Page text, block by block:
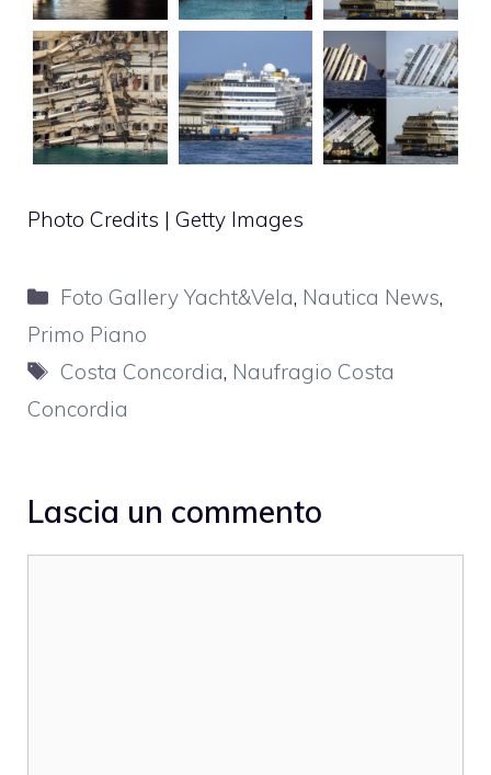
Photo Credits | Getty Images
Categorie
Foto Gallery Yacht&Vela, Nautica News,
Primo Piano
Tag
Costa Concordia, Naufragio Costa
Concordia
Lascia un commento